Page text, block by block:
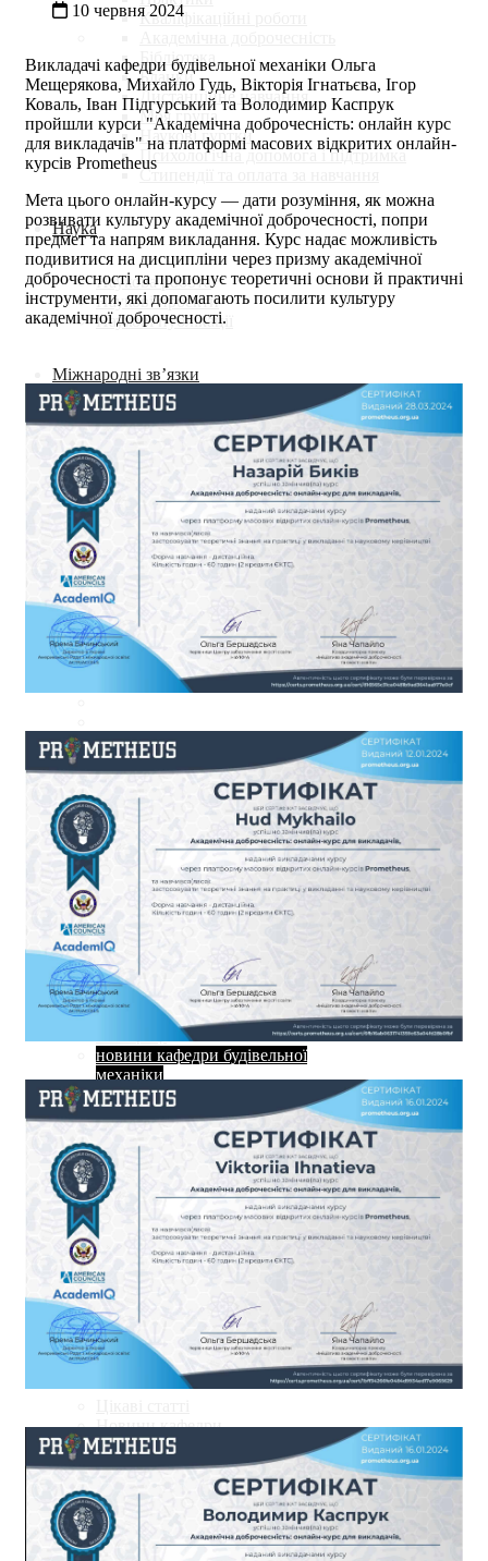
Кваліфікаційні роботи
Бібліотека
Бланки
Дистанційне навчання
Моя група
Наукові гуртки
Психологічна допомога і підтримка
Стипендії та оплата за навчання
Наука
Наукова робота
Наукові проекти
Наукові публікації
Міжнародні зв’язки
Міжнародна співпраця
Подвійні дипломи
Стажування за кордоном
Міжнародні проекти
новини міжнародної
новини кафедри будівельної
механіки
Інформація абітурієнту
Абітурієнту
Запрошуємо на навчання
Необхідні документи
Приймальна комісія
Запитання-відповіді
Новини
Новини кафедри
АРХІТЕКТУРА БУДІВЕЛЬ І
10 червня 2024
Викладачі кафедри будівельної механіки Ольга
Мещерякова, Михайло Гудь, Вікторія Ігнатьєва, Ігор
Коваль, Іван Підгурський та Володимир Каспрук
пройшли курси "Академічна доброчесність: онлайн курс
для викладачів" на платформі масових відкритих онлайн-
курсів Prometheus
Мета цього онлайн-курсу ― дати розуміння, як можна
розвивати культуру академічної доброчесності, попри
предмет та напрям викладання. Курс надає можливість
подивитися на дисципліни через призму академічної
доброчесності та пропонує теоретичні основи й практичні
інструменти, які допомагають посилити культуру
академічної доброчесності.